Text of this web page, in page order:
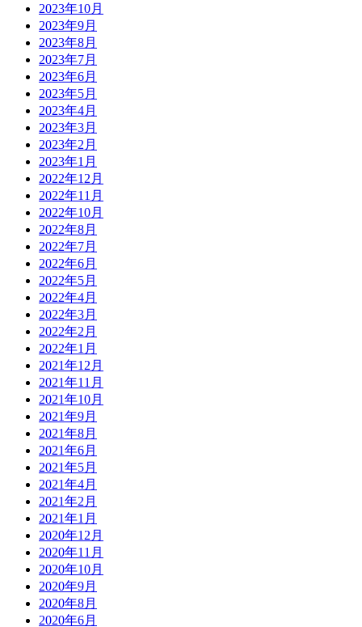
2023年10月
2023年9月
2023年8月
2023年7月
2023年6月
2023年5月
2023年4月
2023年3月
2023年2月
2023年1月
2022年12月
2022年11月
2022年10月
2022年8月
2022年7月
2022年6月
2022年5月
2022年4月
2022年3月
2022年2月
2022年1月
2021年12月
2021年11月
2021年10月
2021年9月
2021年8月
2021年6月
2021年5月
2021年4月
2021年2月
2021年1月
2020年12月
2020年11月
2020年10月
2020年9月
2020年8月
2020年6月